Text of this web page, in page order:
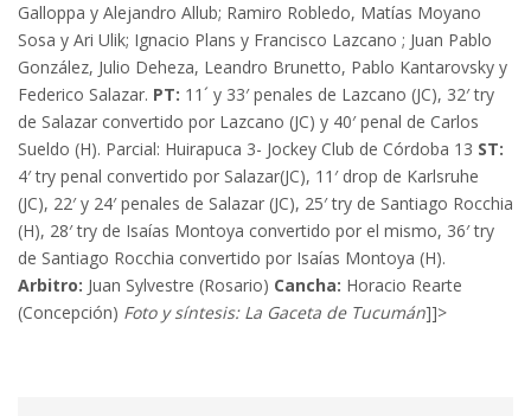
Galloppa y Alejandro Allub; Ramiro Robledo, Matías Moyano
Sosa y Ari Ulik; Ignacio Plans y Francisco Lazcano ; Juan Pablo
González, Julio Deheza, Leandro Brunetto, Pablo Kantarovsky y
Federico Salazar. PT: 11´ y 33′ penales de Lazcano (JC), 32′ try
de Salazar convertido por Lazcano (JC) y 40′ penal de Carlos
Sueldo (H). Parcial: Huirapuca 3- Jockey Club de Córdoba 13 ST:
4′ try penal convertido por Salazar(JC), 11′ drop de Karlsruhe
(JC), 22′ y 24′ penales de Salazar (JC), 25′ try de Santiago Rocchia
(H), 28′ try de Isaías Montoya convertido por el mismo, 36′ try
de Santiago Rocchia convertido por Isaías Montoya (H).
Arbitro: Juan Sylvestre (Rosario) Cancha: Horacio Rearte
(Concepción) Foto y síntesis: La Gaceta de Tucumán]]>